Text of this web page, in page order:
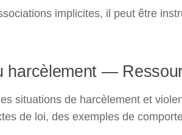
implicites, il peut être
harcèlement —
situations de harcèlement et
de loi, des exemples de